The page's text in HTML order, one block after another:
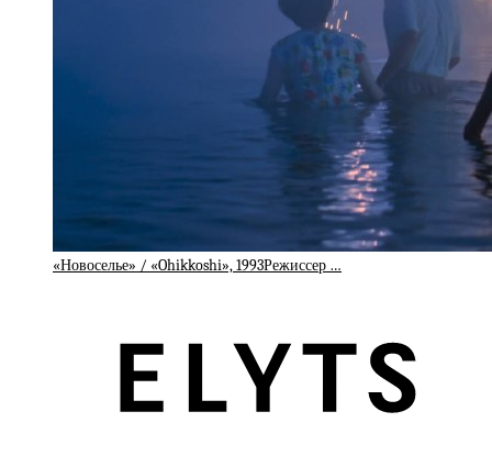
«Новоселье» / «Ohikkoshi», 1993Режиссер …